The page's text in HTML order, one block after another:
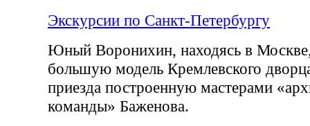
Экскурсии по Санкт-Петербургу
Юный Воронихин, находясь в
большую модель Кремлевского
приезда построенную мастерами
команды» Баженова.